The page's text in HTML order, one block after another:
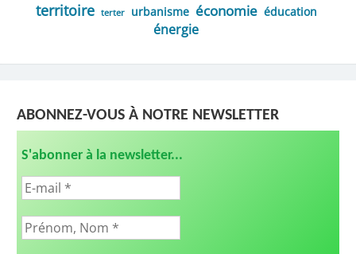
territoire terter urbanisme économie éducation
énergie
ABONNEZ-VOUS À NOTRE NEWSLETTER
S'abonner à la newsletter...